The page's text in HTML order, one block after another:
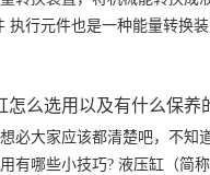
行元件也是一种能量转换
怎么选用以及有什么保养
必大家应该都清楚吧，不知
有哪些小技巧? 液压缸（简